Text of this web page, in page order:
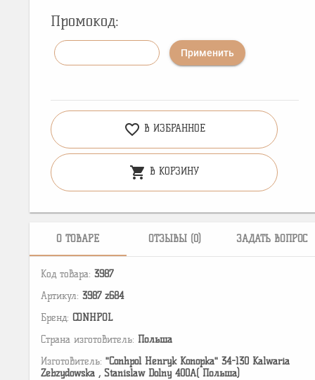
Промокод:
Применить
favorite_border В ИЗБРАННОЕ
shopping_cart В КОРЗИНУ
О ТОВАРЕ ОТЗЫВЫ (0) ЗАДАТЬ ВОПРОС
Код товара: 3987
Артикул: 3987 z684
Бренд: CONHPOL
Страна изготовитель: Польша
Изготовитель: "Conhpol Henryk Konopka" 34-130 Kalwaria
Zebzydowska , Stanislaw Dolny 400A( Польша)